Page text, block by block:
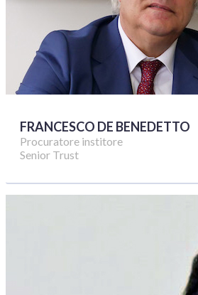
FRANCESCO DE BENEDETTO
Procuratore institore
Senior Trust